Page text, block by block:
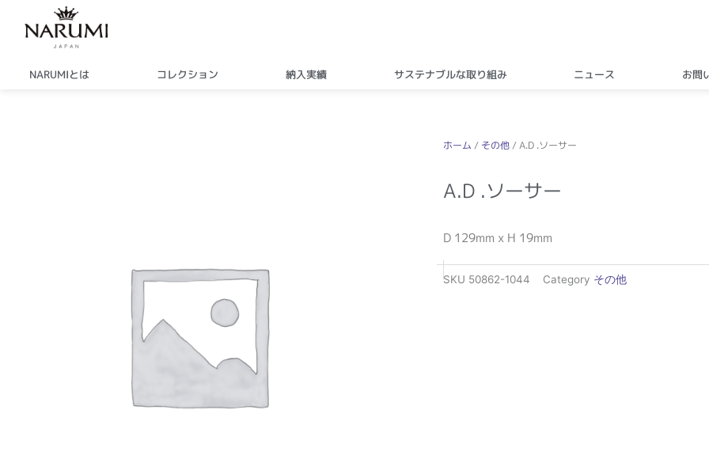
NARUMIとは コレクション 納入実績 サステナブルな取り組み ニュース お問
ホーム / その他 / A.D .ソーサー
A.D .ソーサー
D 129mm x H 19mm
SKU 50862-1044 Category その他